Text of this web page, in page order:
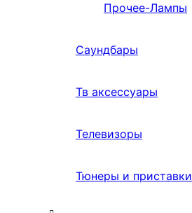
Прочее-Лампы
Саундбары
Тв аксессуары
Телевизоры
Тюнеры и приставки